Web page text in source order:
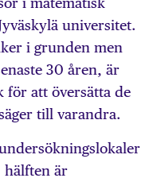
universitet.
i grunden men
30 åren, är
för att översätta de
till varandra.
hälften är